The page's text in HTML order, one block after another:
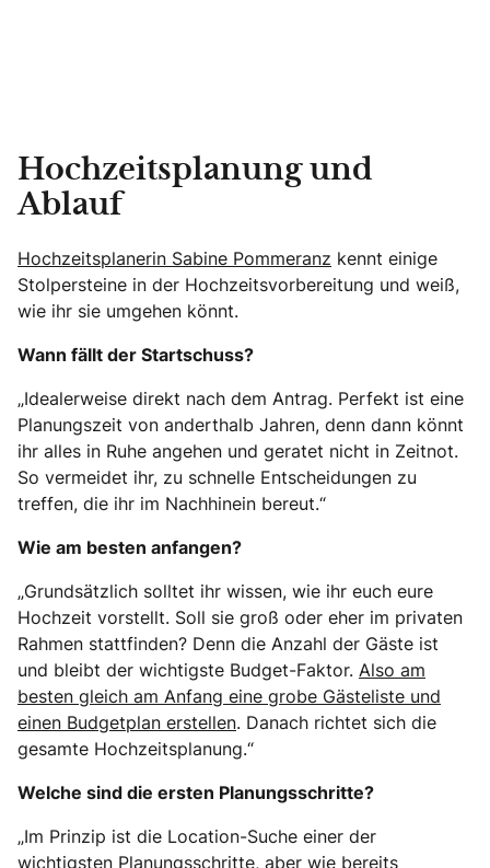
Hochzeitsplanung und
Ablauf
Hochzeitsplanerin Sabine Pommeranz kennt einige
Stolpersteine in der Hochzeitsvorbereitung und weiß,
wie ihr sie umgehen könnt.
Wann fällt der Startschuss?
„Idealerweise direkt nach dem Antrag. Perfekt ist eine
Planungszeit von anderthalb Jahren, denn dann könnt
ihr alles in Ruhe angehen und geratet nicht in Zeitnot.
So vermeidet ihr, zu schnelle Entscheidungen zu
treffen, die ihr im Nachhinein bereut.“
Wie am besten anfangen?
„Grundsätzlich solltet ihr wissen, wie ihr euch eure
Hochzeit vorstellt. Soll sie groß oder eher im privaten
Rahmen stattfinden? Denn die Anzahl der Gäste ist
und bleibt der wichtigste Budget-Faktor. Also am
besten gleich am Anfang eine grobe Gästeliste und
einen Budgetplan erstellen. Danach richtet sich die
gesamte Hochzeitsplanung.“
Welche sind die ersten Planungsschritte?
„Im Prinzip ist die Location-Suche einer der
wichtigsten Planungsschritte, aber wie bereits